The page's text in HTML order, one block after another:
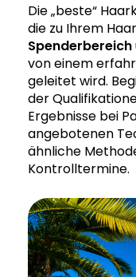
Die „beste“
die zu Ihrem
Spenderbereich
von einem
geleitet wird.
der
Ergebnisse bei
angebotenen
ähnliche
Kontrolltermine.